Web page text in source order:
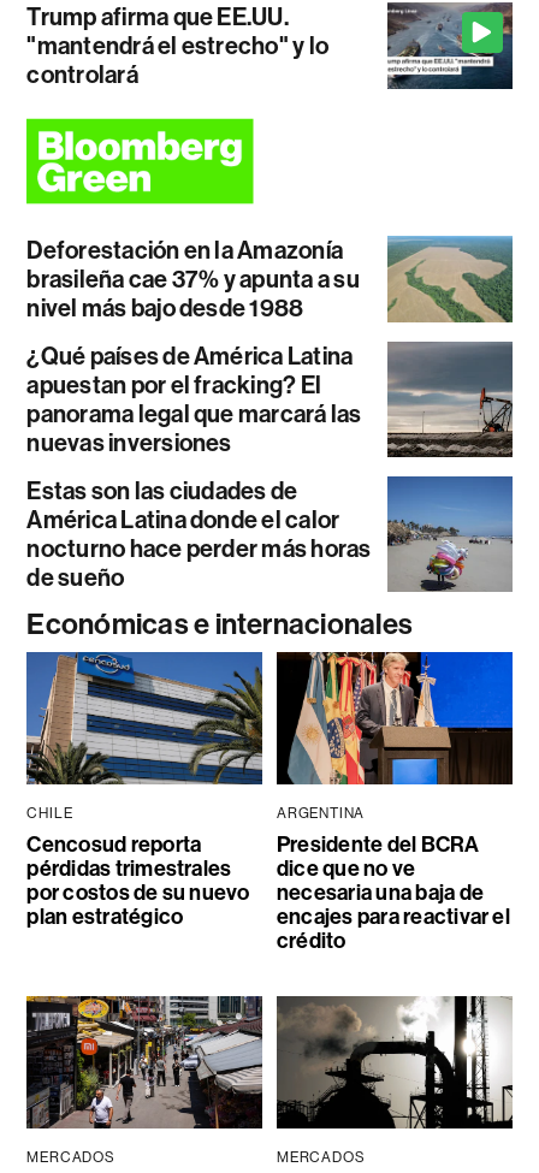
Trump afirma que EE.UU.
"mantendrá el estrecho" y lo
controlará
Deforestación en la Amazonía
brasileña cae 37% y apunta a su
nivel más bajo desde 1988
¿Qué países de América Latina
apuestan por el fracking? El
panorama legal que marcará las
nuevas inversiones
Estas son las ciudades de
América Latina donde el calor
nocturno hace perder más horas
de sueño
Económicas e internacionales
CHILE
Cencosud reporta
pérdidas trimestrales
por costos de su nuevo
plan estratégico
ARGENTINA
Presidente del BCRA
dice que no ve
necesaria una baja de
encajes para reactivar el
crédito
MERCADOS MERCADOS